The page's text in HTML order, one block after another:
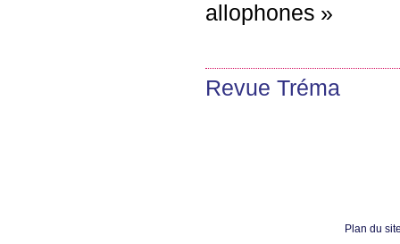
allophones »
Revue Tréma
Plan du